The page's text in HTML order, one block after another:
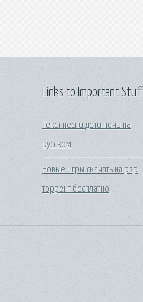
Links to Important Stuff
Текст песни дети ночи на
русском
Новые игры скачать на psp
торрент бесплатно